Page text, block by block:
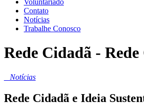
Voluntariado
Contato
Notícias
Trabalhe Conosco
Rede Cidadã -
Notícias
Rede Cidadã e Ideia